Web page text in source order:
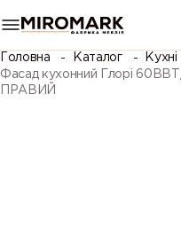
Головна Каталог Кухні
Фасад кухонний Глорі
ПРАВИЙ